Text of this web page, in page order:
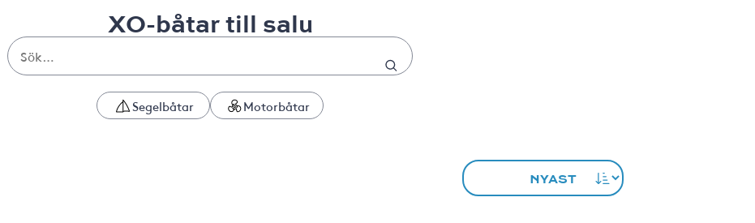
XO-båtar till salu
Segelbåtar Motorbåtar